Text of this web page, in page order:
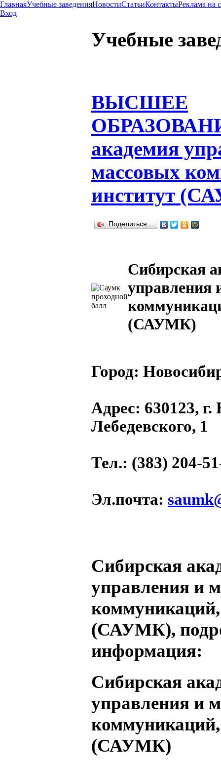
ГлавнаяУчебные заведенияНовостиСтатьиКонтактыРеклама на
Вход
Учебные
ВЫСШЕЕ
академия
массовых
институт
Поделиться…
Сибирская
управления
(САУМК)
Город:
Адрес: 630123,
Лебедевского, 1
Тел.: (383) 204-
Эл.почта:
Сибирская
управления и
коммуникаций,
(САУМК),
информация:
Сибирская
управления и
коммуникаций,
(САУМК)